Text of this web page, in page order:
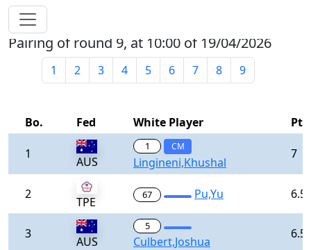
Pairing of round 9, at 10:00 of 19/04/2026
1 2 3 4 5 6 7 8 9
Bo. Fed White Player Pts
1
AUS
1 CM
Lingineni,Khushal
7
2
TPE 67 Pu,Yu 6.5
3
AUS
5
Culbert,Joshua
6.5